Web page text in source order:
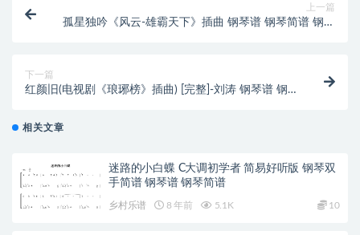
上一篇
孤星独吟《风云-雄霸天下》插曲 钢琴谱 钢琴简谱 钢琴
下一篇
红颜旧(电视剧《琅琊榜》插曲) [完整]-刘涛 钢琴谱 钢
相关文章
迷路的小白蝶 C大调初学者 简易好听版 钢琴双
手简谱 钢琴谱 钢琴简谱
乡村乐谱 8 年前 5.1K 10